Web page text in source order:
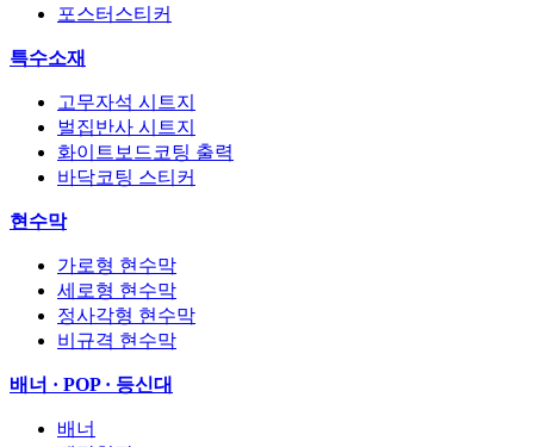
포스터스티커
특수소재
고무자석 시트지
벌집반사 시트지
화이트보드코팅 출력
바닥코팅 스티커
현수막
가로형 현수막
세로형 현수막
정사각형 현수막
비규격 현수막
배너 · POP · 등신대
배너